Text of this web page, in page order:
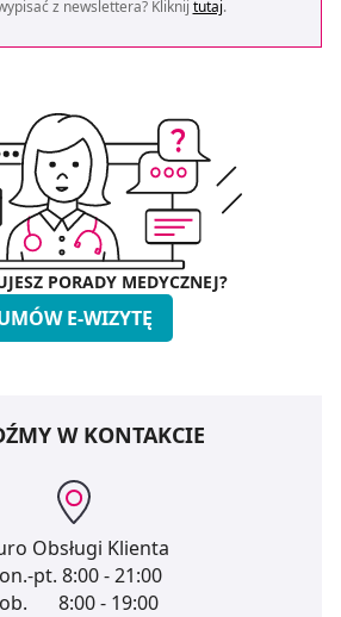
z newslettera? Kliknij tutaj.
PORADY MEDYCZNEJ?
E-WIZYTĘ
W KONTAKCIE
Obsługi Klienta
pt. 8:00 - 21:00
8:00 - 19:00